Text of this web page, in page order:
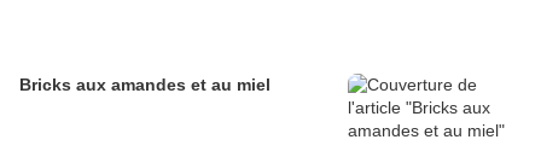
Bricks aux amandes et au miel